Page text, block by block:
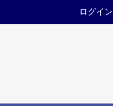
ログイン